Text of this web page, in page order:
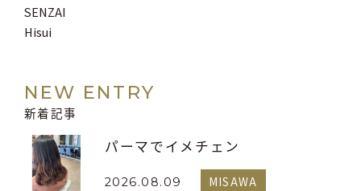
SENZAI
Hisui
NEW ENTRY
新着記事
パーマでイメチェン
2026.08.09 MISAWA